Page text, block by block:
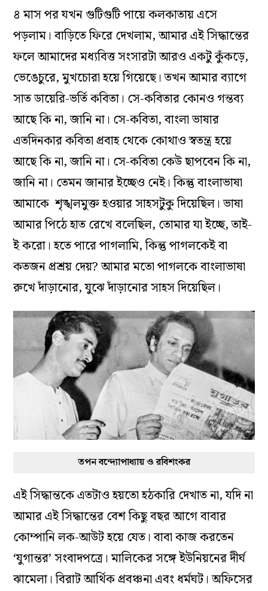
৪ মাস পর যখন গুটিগুটি পায়ে কলকাতায় এসে
পড়লাম। বাড়িতে ফিরে দেখলাম, আমার এই সিদ্ধান্তের
ফলে আমাদের মধ্যবিত্ত সংসারটা আরও একটু কুঁকড়ে,
ভেঙেচুরে, মুখচোরা হয়ে গিয়েছে। তখন আমার ব্যাগে
সাত ডায়েরি-ভর্তি কবিতা। সে-কবিতার কোনও গন্তব্য
আছে কি না, জানি না। সে-কবিতা, বাংলা ভাষার
এতদিনকার কবিতা প্রবাহ থেকে কোথাও স্বতন্ত্র হয়ে
আছে কি না, জানি না। সে-কবিতা কেউ ছাপবেন কি না,
জানি না। তেমন জানার ইচ্ছেও নেই। কিন্তু বাংলাভাষা
আমাকে শৃঙ্খলমুক্ত হওয়ার সাহসটুকু দিয়েছিল। ভাষা
আমার পিঠে হাত রেখে বলেছিল, তোমার যা ইচ্ছে, তাই-
ই করো। হতে পারে পাগলামি, কিন্তু পাগলকেই বা
কতজন প্রশ্রয় দেয়? আমার মতো পাগলকে বাংলাভাষা
রুখে দাঁড়ানোর, যুঝে দাঁড়ানোর সাহস দিয়েছিল।
তপন বন্দ্যোপাধ্যায় ও রবিশংকর
এই সিদ্ধান্তকে এতটাও হয়তো হঠকারি দেখাত না, যদি না
আমার এই সিদ্ধান্তের বেশ কিছু বছর আগে বাবার
কোম্পানি লক-আউট হয়ে যেত। বাবা কাজ করতেন
‘যুগান্তর’ সংবাদপত্রে। মালিকের সঙ্গে ইউনিয়নের দীর্ঘ
ঝামেলা। বিরাট আর্থিক প্রবঞ্চনা এবং ধর্মঘট। অফিসের